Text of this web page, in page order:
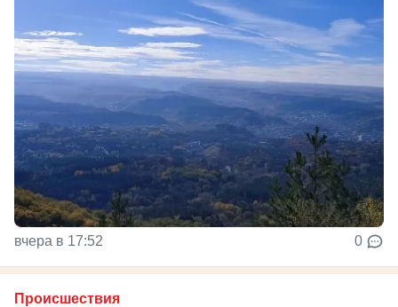
вчера в 17:52 0
Происшествия